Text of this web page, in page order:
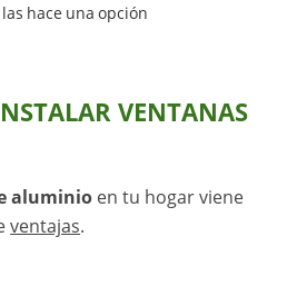
hace una opción
VENTANAS
aluminio en tu hogar viene
ventajas.